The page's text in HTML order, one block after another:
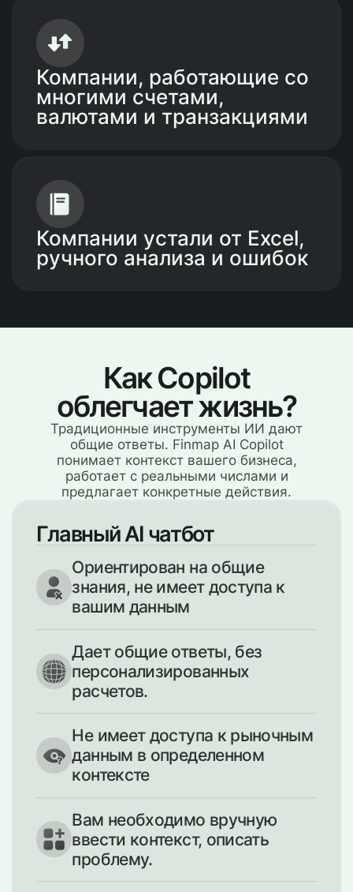
Компании, работающие со
многими счетами,
валютами и транзакциями
Компании устали от Excel,
ручного анализа и ошибок
Как Copilot
облегчает жизнь?
Традиционные инструменты ИИ дают
общие ответы. Finmap AI Copilot
понимает контекст вашего бизнеса,
работает с реальными числами и
предлагает конкретные действия.
Главный AI чатбот
Ориентирован на общие
знания, не имеет доступа к
вашим данным
Дает общие ответы, без
персонализированных
расчетов.
Не имеет доступа к рыночным
данным в определенном
контексте
Вам необходимо вручную
ввести контекст, описать
проблему.